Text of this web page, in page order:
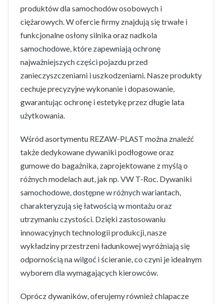
produktów dla samochodów osobowych i
ciężarowych. W ofercie firmy znajdują się trwałe i
funkcjonalne osłony silnika oraz nadkola
samochodowe, które zapewniają ochronę
najważniejszych części pojazdu przed
zanieczyszczeniami i uszkodzeniami. Nasze produkty
cechuje precyzyjne wykonanie i dopasowanie,
gwarantując ochronę i estetykę przez długie lata
użytkowania.
Wśród asortymentu REZAW-PLAST można znaleźć
także dedykowane dywaniki podłogowe oraz
gumowe do bagażnika, zaprojektowane z myślą o
różnych modelach aut, jak np. VW T-Roc. Dywaniki
samochodowe, dostępne w różnych wariantach,
charakteryzują się łatwością w montażu oraz
utrzymaniu czystości. Dzięki zastosowaniu
innowacyjnych technologii produkcji, nasze
wykładziny przestrzeni ładunkowej wyróżniają się
odpornością na wilgoć i ścieranie, co czyni je idealnym
wyborem dla wymagających kierowców.
Oprócz dywaników, oferujemy również chlapacze